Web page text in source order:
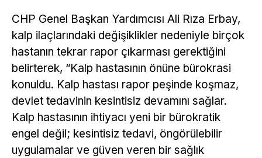
CHP Genel Başkan Yardımcısı Ali Rıza Erbay,
kalp ilaçlarındaki değişiklikler nedeniyle birçok
hastanın tekrar rapor çıkarması gerektiğini
belirterek, “Kalp hastasının önüne bürokrasi
konuldu. Kalp hastası rapor peşinde koşmaz,
devlet tedavinin kesintisiz devamını sağlar.
Kalp hastasının ihtiyacı yeni bir bürokratik
engel değil; kesintisiz tedavi, öngörülebilir
uygulamalar ve güven veren bir sağlık